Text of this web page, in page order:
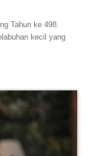
Tahun ke 498.
kecil yang